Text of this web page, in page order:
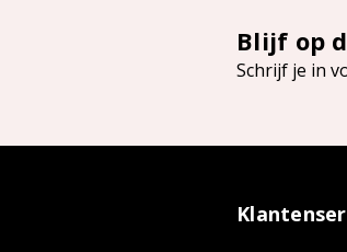
Blijf op
Schrijf je in